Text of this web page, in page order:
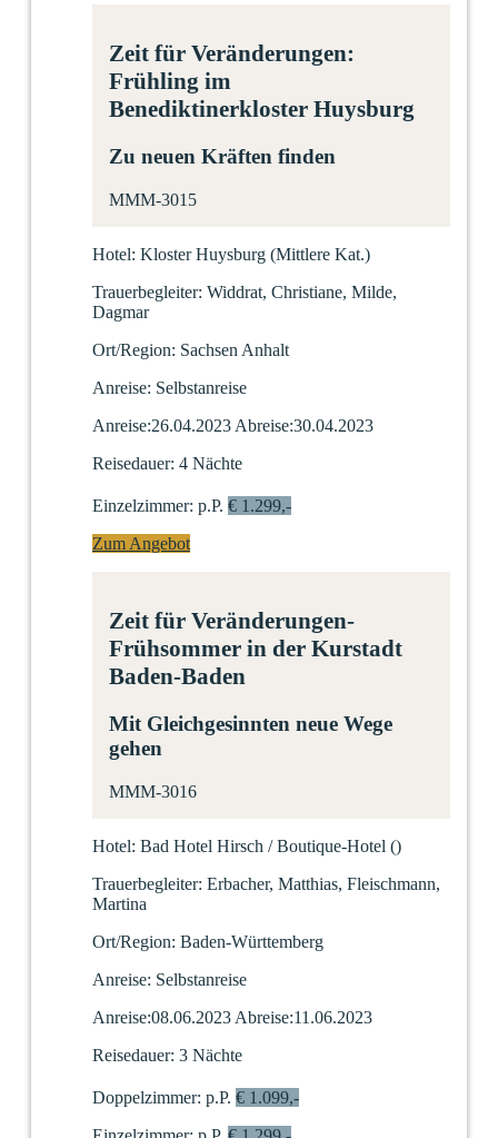
Zeit für Veränderungen:
Frühling im
Benediktinerkloster Huysburg
Zu neuen Kräften finden
MMM-3015
Hotel: Kloster Huysburg (Mittlere Kat.)
Trauerbegleiter: Widdrat, Christiane, Milde,
Dagmar
Ort/Region: Sachsen Anhalt
Anreise: Selbstanreise
Anreise:26.04.2023 Abreise:30.04.2023
Reisedauer: 4 Nächte
Einzelzimmer: p.P. € 1.299,-
Zum Angebot
Zeit für Veränderungen-
Frühsommer in der Kurstadt
Baden-Baden
Mit Gleichgesinnten neue Wege
gehen
MMM-3016
Hotel: Bad Hotel Hirsch / Boutique-Hotel ()
Trauerbegleiter: Erbacher, Matthias, Fleischmann,
Martina
Ort/Region: Baden-Württemberg
Anreise: Selbstanreise
Anreise:08.06.2023 Abreise:11.06.2023
Reisedauer: 3 Nächte
Doppelzimmer: p.P. € 1.099,-